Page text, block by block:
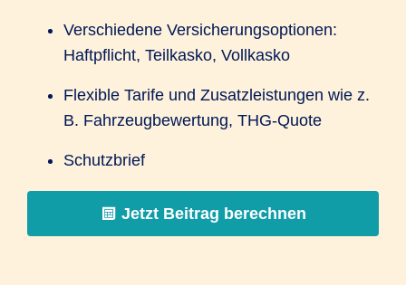
Verschiedene Versicherungsoptionen:
Haftpflicht, Teilkasko, Vollkasko
Flexible Tarife und Zusatzleistungen wie z.
B. Fahrzeugbewertung, THG-Quote
Schutzbrief
Jetzt Beitrag berechnen